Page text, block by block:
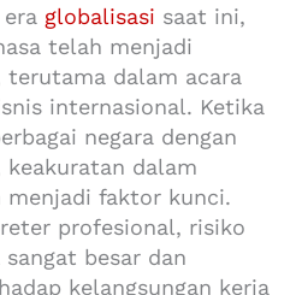
globalisasi saat ini,
telah menjadi
terutama dalam acara
internasional. Ketika
negara dengan
keakuratan dalam
menjadi faktor kunci.
profesional, risiko
besar dan
kelangsungan kerja